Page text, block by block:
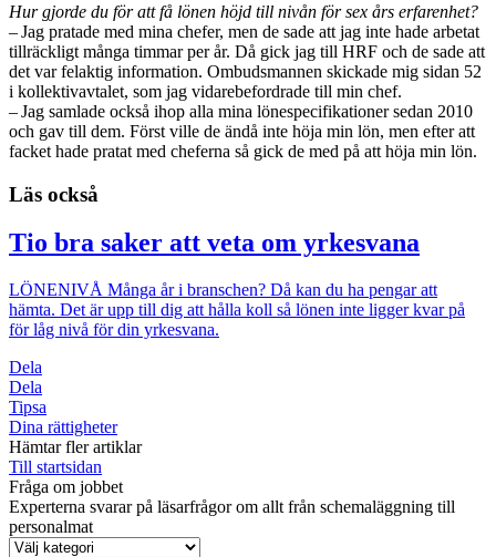
Hur gjorde du för att få lönen höjd till nivån för sex års erfarenhet?
– Jag pratade med mina chefer, men de sade att jag inte hade arbetat
tillräckligt många timmar per år. Då gick jag till HRF och de sade att
det var felaktig information. Ombudsmannen skickade mig sidan 52
i kollektiv­avtalet, som jag vidarebefordrade till min chef.
– Jag samlade också ihop alla mina lönespecifikationer sedan 2010
och gav till dem. Först ville de ändå inte höja min lön, men efter att
facket hade pratat med cheferna så gick de med på att höja min lön.
Läs också
Tio bra saker att veta om yrkesvana
LÖNENIVÅ Många år i branschen? Då kan du ha pengar att
hämta. Det är upp till dig att hålla koll så lönen inte ligger kvar på
för låg nivå för din yrkesvana.
Dela
Dela
Tipsa
Dina rättigheter
Hämtar fler artiklar
Till startsidan
Fråga om jobbet
Experterna svarar på läsarfrågor om allt från schemaläggning till
personalmat